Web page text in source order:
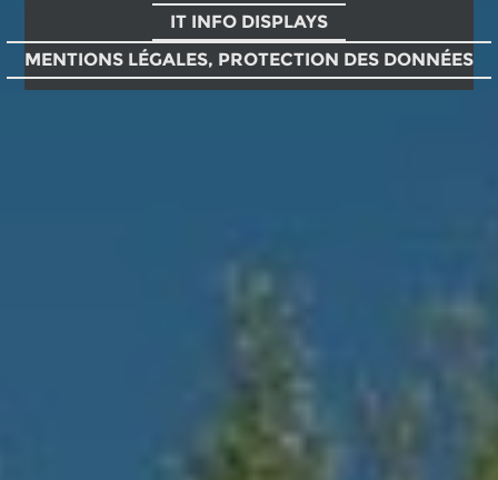
IT INFO DISPLAYS
MENTIONS LÉGALES, PROTECTION DES DONNÉES